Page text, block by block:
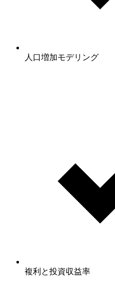
人口増加モデリング
複利と投資収益率